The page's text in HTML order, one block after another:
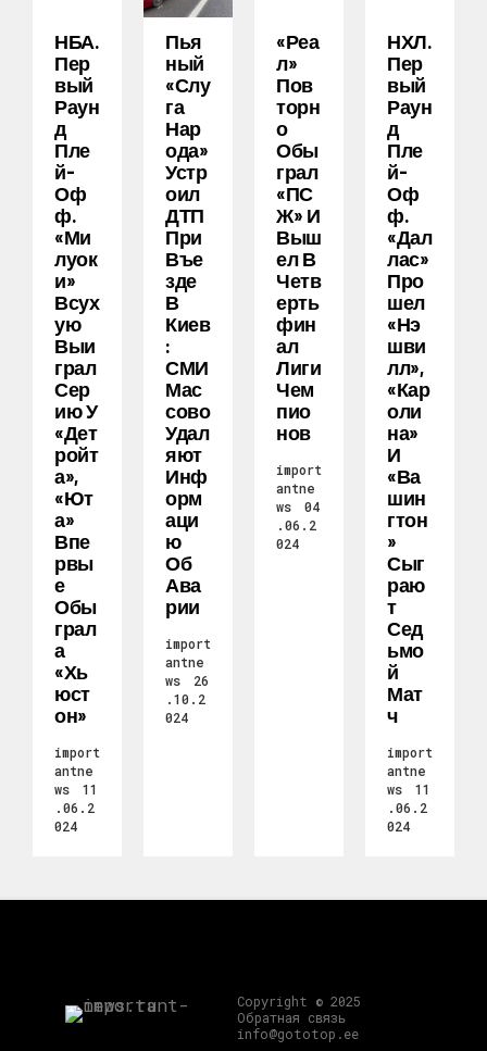
НБА.
Пер
Вый
Раун
Д
Пле
Й-
Оф
Ф.
«Ми
Луок
И»
Всух
Ую
Выи
Грал
Сер
Ию У
«Дет
Ройт
А»,
«Ют
А»
Впе
Рвы
Е
Обы
Грал
А
«Хь
Юст
Он»
import
antne
ws
11
.06.2
024
Пья
Ный
«слу
Га
Нар
Ода»
Устр
Оил
ДТП
При
Въе
Зде
В
Киев
:
СМИ
Мас
Сово
Удал
Яют
Инф
Орм
Аци
Ю
Об
Ава
Рии
import
antne
ws
26
.10.2
024
«Реа
Л»
Пов
Торн
О
Обы
Грал
«ПС
Ж» И
Выш
Ел В
Четв
Ерть
Фин
Ал
Лиги
Чем
Пио
Нов
import
antne
ws
04
.06.2
024
НХЛ.
Пер
Вый
Раун
Д
Пле
Й-
Оф
Ф.
«Дал
Лас»
Про
Шел
«Нэ
Шви
Лл»,
«Кар
Оли
На»
И
«Ва
Шин
Гтон
»
Сыг
Раю
Т
Сед
Ьмо
Й
Мат
Ч
import
antne
ws
11
.06.2
024
Copyright © 2025
Обратная связь
info@gototop.ee